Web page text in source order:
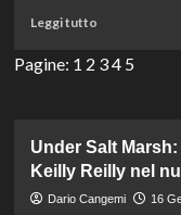
astuzia
divertimento
Leggi tuttoLeggi
più
Scopri
come
l’istruzione
plasma
Pagine: 1 2 34 5
Under Salt
Keilly Reilly nel
Dario Cangemi 16